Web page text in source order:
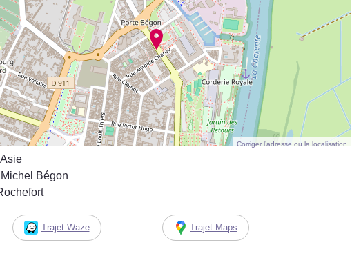
Corriger l’adresse ou la localisation
Bégon
Trajet Waze Trajet Maps